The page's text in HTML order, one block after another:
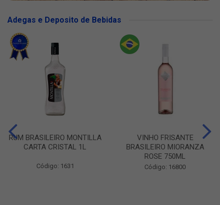
Adegas e Deposito de Bebidas
RUM BRASILEIRO MONTILLA
CARTA CRISTAL 1L
Código: 1631
VINHO FRISANTE
BRASILEIRO MIORANZA
ROSE 750ML
Código: 16800